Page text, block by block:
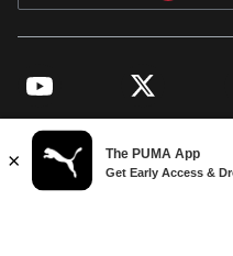
YouTube Twitter